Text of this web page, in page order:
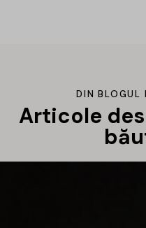
DIN BLOGUL
Articole